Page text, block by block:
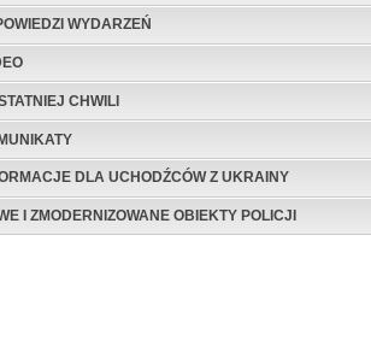
WYDARZEŃ
CHWILI
DLA UCHODŹCÓW Z UKRAINY
I ZMODERNIZOWANE OBIEKTY POLICJI